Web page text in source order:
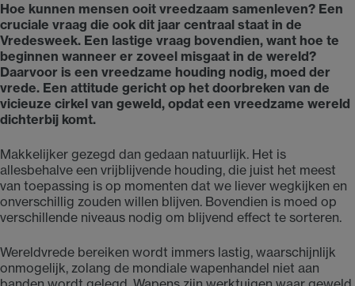
Hoe kunnen mensen ooit vreedzaam samenleven? Een
cruciale vraag die ook dit jaar centraal staat in de
Vredesweek. Een lastige vraag bovendien, want hoe te
beginnen wanneer er zoveel misgaat in de wereld?
Daarvoor is een vreedzame houding nodig, moed der
vrede. Een attitude gericht op het doorbreken van de
vicieuze cirkel van geweld, opdat een vreedzame wereld
dichterbij komt.
Makkelijker gezegd dan gedaan natuurlijk. Het is
allesbehalve een vrijblijvende houding, die juist het meest
van toepassing is op momenten dat we liever wegkijken en
onverschillig zouden willen blijven. Bovendien is moed op
verschillende niveaus nodig om blijvend effect te sorteren.
Wereldvrede bereiken wordt immers lastig, waarschijnlijk
onmogelijk, zolang de mondiale wapenhandel niet aan